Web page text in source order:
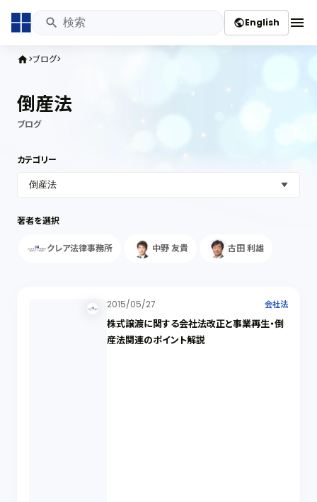
publicEnglish menu
home ブログ
倒産法
ブログ
カテゴリー
著者を選択
クレア法律事務所 中野 友貴 古田 利雄
2015/05/27 会社法
株式譲渡に関する会社法改正と事業再生・倒
産法関連のポイント解説